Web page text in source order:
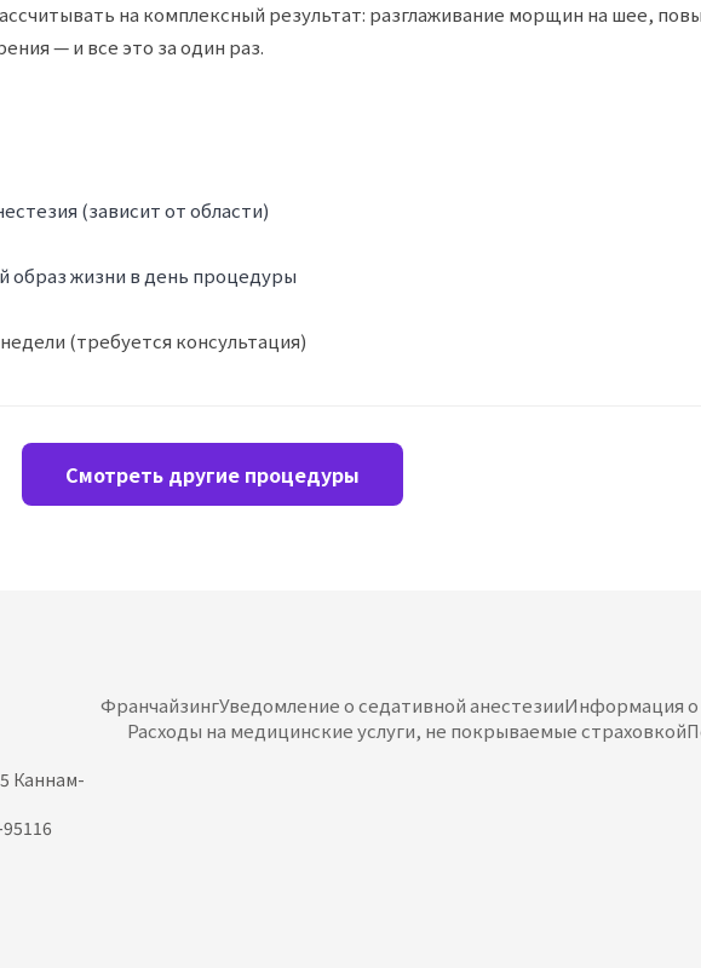
на комплексный результат: разглаживание морщин на шее,
— и все это за один раз.
(зависит от области)
образ жизни в день процедуры
(требуется консультация)
Смотреть другие процедуры
Каннам-
ФранчайзингУведомление о седативной анестезииИнформация о
Расходы на медицинские услуги, не покрываемые страховкой